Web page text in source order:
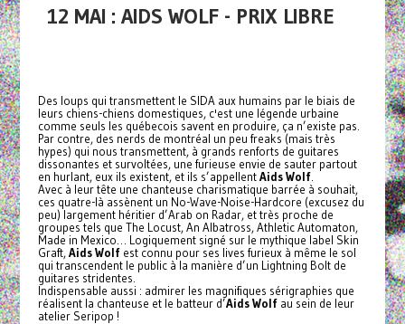
12 MAI : AIDS WOLF- PRIX LIBRE
Des loups qui transmettent le SIDA aux humains par le biais de
leurs chiens-chiens domestiques, c'est une légende urbaine
comme seuls les québecois savent en produire, ça n’existe pas.
Par contre, des nerds de montréal un peu freaks (mais très
hypes) qui nous transmettent, à grands renforts de guitares
dissonantes et survoltées, une furieuse envie de sauter partout
en hurlant, eux ils existent, et ils s’appellentAidsWolf.
Avec à leur tête une chanteuse charismatique barrée à souhait,
ces quatre-là assènent un No-Wave-Noise-Hardcore (excusez du
peu) largement héritier d’Arab on Radar, et très proche de
groupes tels que The Locust, An Albatross, Athletic Automaton,
Made in Mexico… Logiquement signé sur le mythique label Skin
Graft,AidsWolfest connu pour ses lives furieux à même le sol
qui transcendent le public à la manière d’un Lightning Bolt de
guitares stridentes.
Indispensable aussi : admirer les magnifiques sérigraphies que
réalisent la chanteuse et le batteur d’AidsWolfau sein de leur
atelier Seripop !